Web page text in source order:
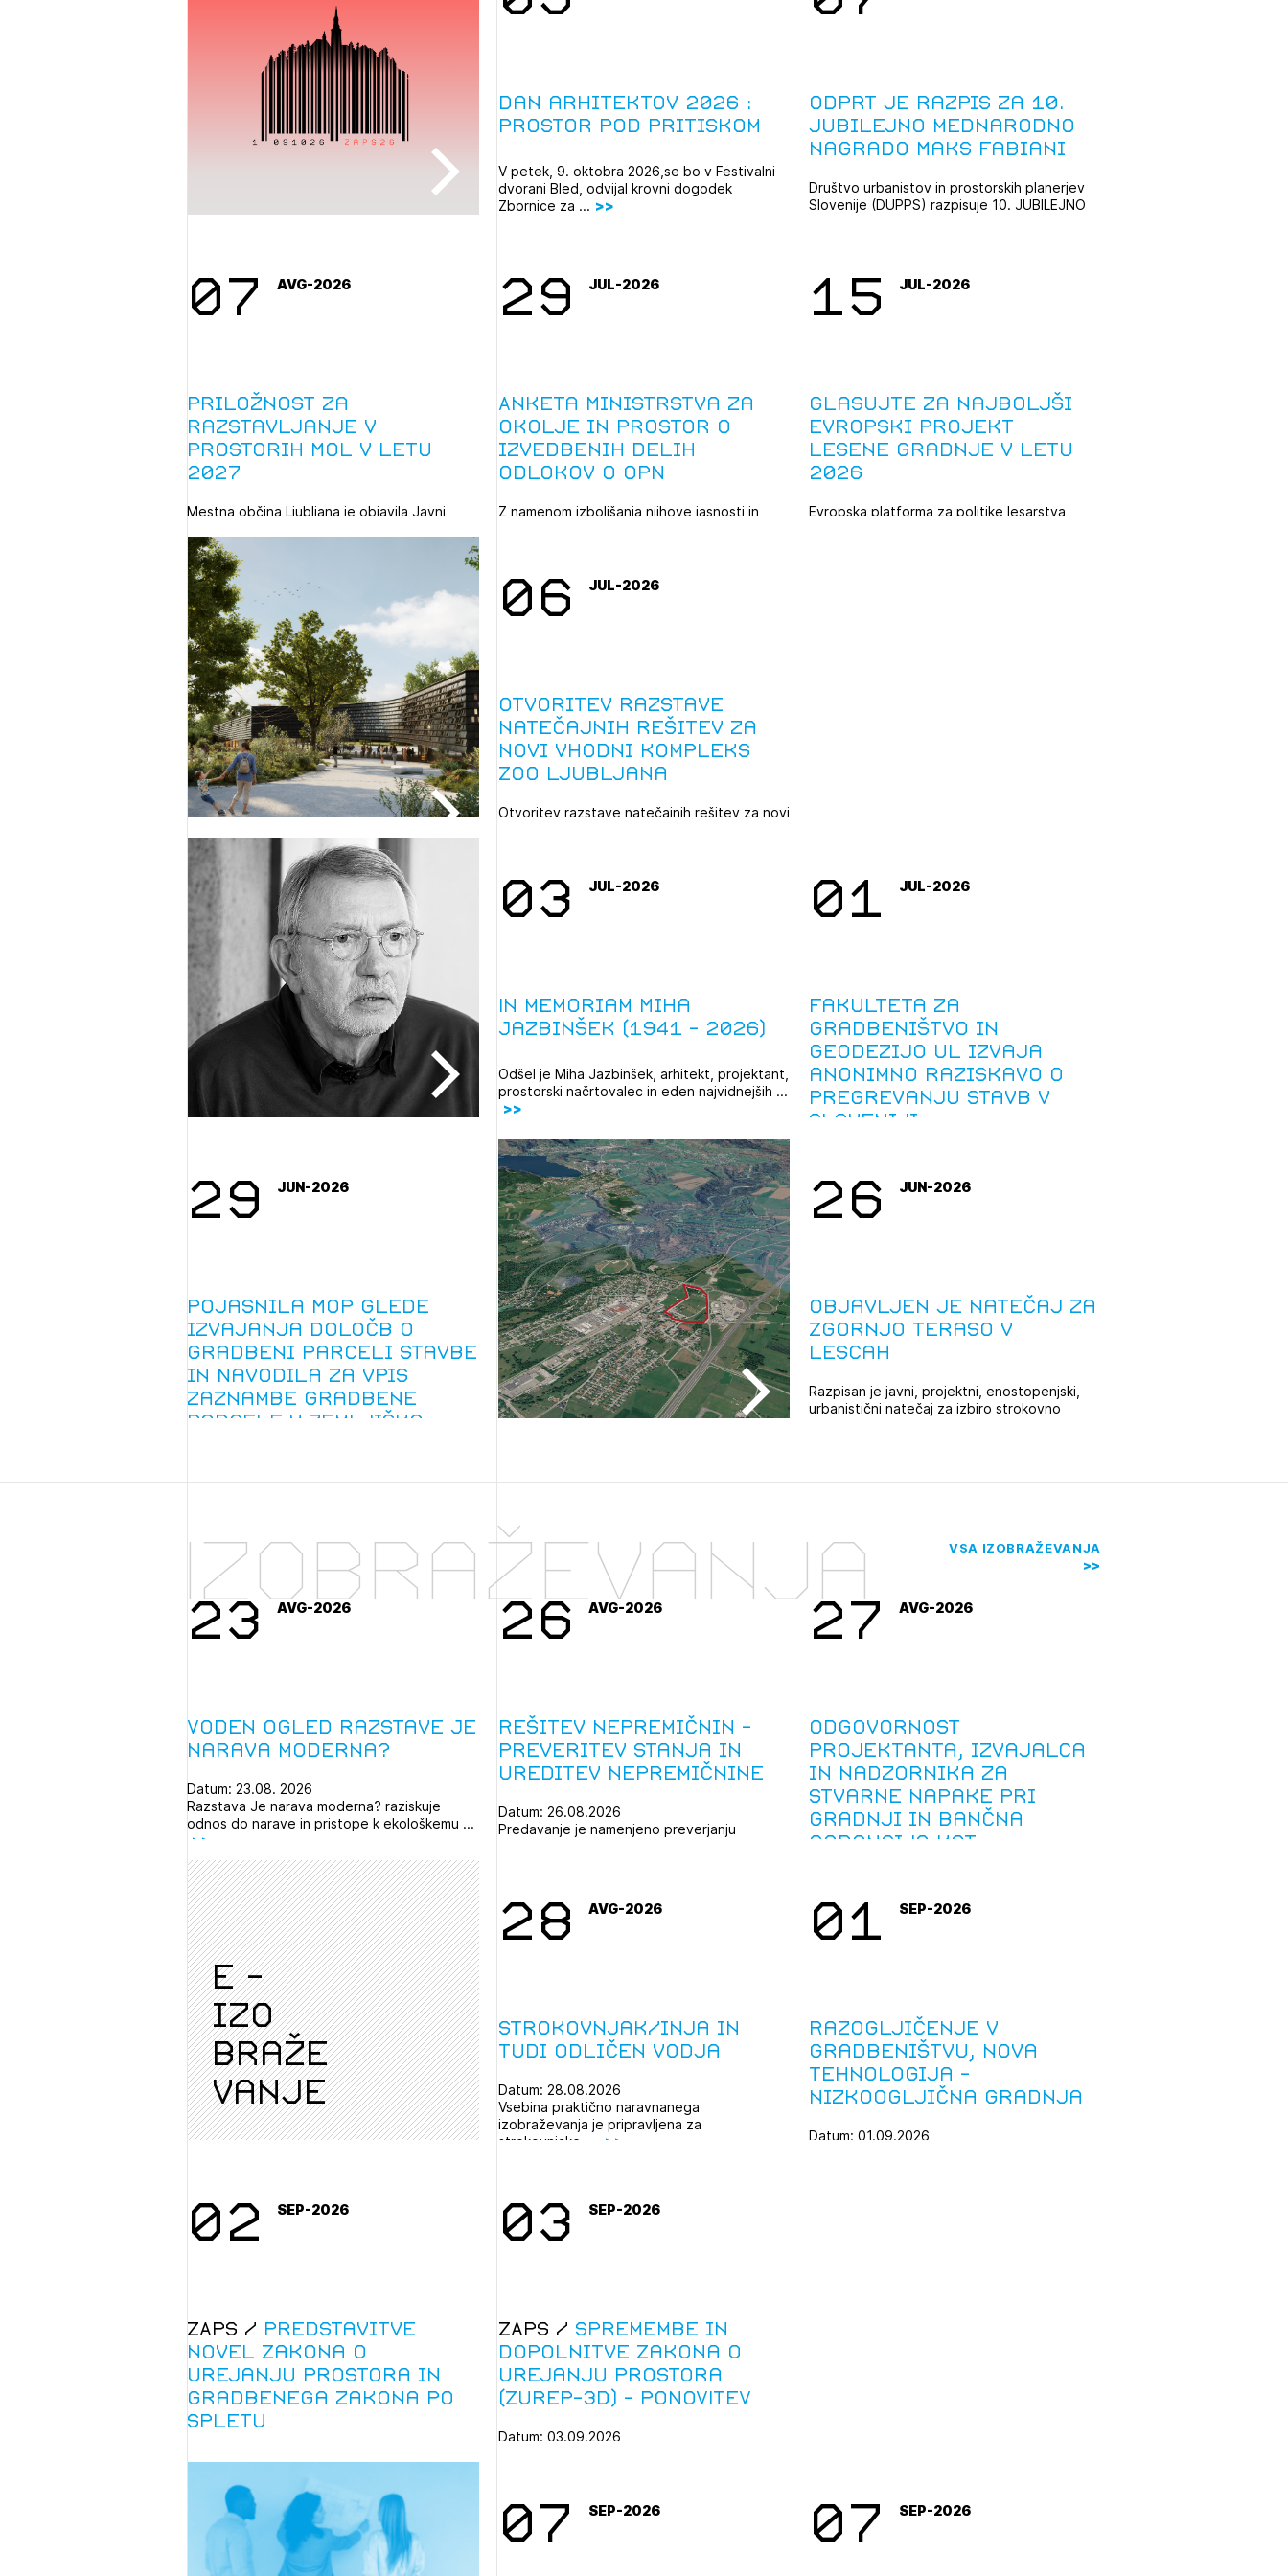
Izbrana vsebina je namenjena le ZAPS registriranim
uporabnikom. Da lahko do nje dostopate, se je
potrebno prijaviti.
PRIJAVITE SE REGISTRIRAJTE SE
Pozdravljeni
Prijavite se s svojim ZAPS uporabniškim imenom in geslom.
Dan arhitektov 2026 :
Prostor pod pritiskom
V petek, 9. oktobra 2026,se bo v Festivalni
dvorani Bled, odvijal krovni dogodek
Zbornice za ...
Odprt je razpis za 10.
jubilejno mednarodno
nagrado Maks Fabiani
Društvo urbanistov in prostorskih planerjev
Slovenije (DUPPS) razpisuje 10. JUBILEJNO
07 AVG-2026
Priložnost za
razstavljanje v
prostorih MOL v letu
2027
Mestna občina Ljubljana je objavila Javni
predstavitev ...
29 JUL-2026
Anketa Ministrstva za
okolje in prostor o
izvedbenih delih
odlokov o OPN
Z namenom izboljšanja njihove jasnosti in
15 JUL-2026
Glasujte za najboljši
evropski projekt
lesene gradnje v letu
2026
Evropska platforma za politike lesarstva
06 JUL-2026
Otvoritev razstave
natečajnih rešitev za
novi vhodni kompleks
ZOO Ljubljana
Otvoritev razstave natečajnih rešitev za novi
03 JUL-2026
In memoriam Miha
Jazbinšek (1941 – 2026)
Odšel je Miha Jazbinšek, arhitekt, projektant,
prostorski načrtovalec in eden najvidnejših ...
01 JUL-2026
Fakulteta za
gradbeništvo in
geodezijo UL izvaja
anonimno raziskavo o
pregrevanju stavb v
Sloveniji
29 JUN-2026
Pojasnila MOP glede
izvajanja določb o
gradbeni parceli stavbe
in Navodila za vpis
zaznambe gradbene
parcele v zemljiško
26 JUN-2026
Objavljen je natečaj za
Zgornjo teraso v
Lescah
Razpisan je javni, projektni, enostopenjski,
urbanistični natečaj za izbiro strokovno
Izobraževanja VSA IZOBRAŽEVANJA
e -
izo
braže
vanje
23 AVG-2026
Voden ogled razstave Je
narava moderna?
Datum: 23.08. 2026
Razstava Je narava moderna? raziskuje
odnos do narave in pristope k ekološkemu ...
26 AVG-2026
Rešitev nepremičnin -
Preveritev stanja in
ureditev nepremičnine
Datum: 26.08.2026
Predavanje je namenjeno preverjanju
27 AVG-2026
Odgovornost
projektanta, izvajalca
in nadzornika za
stvarne napake pri
gradnji in bančna
garancija kot
28 AVG-2026
Strokovnjak/inja in
tudi odličen vodja
Datum: 28.08.2026
Vsebina praktično naravnanega
izobraževanja je pripravljena za
strokovnjake, ...
01 SEP-2026
Razogljičenje v
gradbeništvu, nova
tehnologija -
nizkoogljična gradnja
Datum: 01.09.2026
02 SEP-2026
ZAPS / Predstavitve
novel Zakona o
urejanju prostora in
Gradbenega zakona po
spletu
03 SEP-2026
ZAPS / Spremembe in
dopolnitve Zakona o
urejanju prostora
(ZUreP-3D) - PONOVITEV
Datum: 03.09.2026
07 SEP-2026 07 SEP-2026
Prijava na novičnik
Ostanite na tekočem z novicami in se naročite na Novičnike.
Označite svojo izbiro.
Novičnike vam bomo pošiljali na vaš elektronski naslov.
Mesečni novičnik
Novičnik izobraževanj
Novičnik natečajev